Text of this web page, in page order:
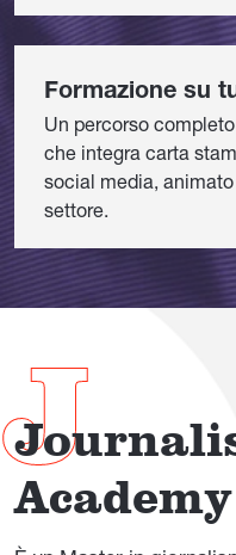
Formazione su
Un percorso
che integra carta
social media,
settore.
Academy